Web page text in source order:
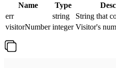
Name Type
err
string
String that
visitorNumber integer Visitor's